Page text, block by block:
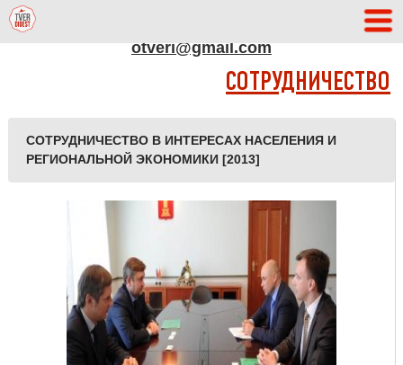
otveri@gmail.com
СОТРУДНИЧЕСТВО
СОТРУДНИЧЕСТВО В ИНТЕРЕСАХ НАСЕЛЕНИЯ И
РЕГИОНАЛЬНОЙ ЭКОНОМИКИ [2013]